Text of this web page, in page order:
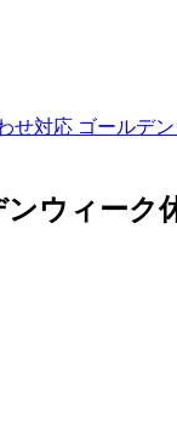
せ対応 ゴールデ
ウィーク